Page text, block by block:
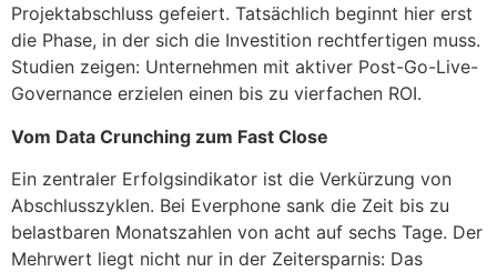
Projektabschluss gefeiert. Tatsächlich beginnt hier erst
die Phase, in der sich die Investition rechtfertigen muss.
Studien zeigen: Unternehmen mit aktiver Post-Go-Live-
Governance erzielen einen bis zu vierfachen ROI.
Vom Data Crunching zum Fast Close
Ein zentraler Erfolgsindikator ist die Verkürzung von
Abschlusszyklen. Bei Everphone sank die Zeit bis zu
belastbaren Monatszahlen von acht auf sechs Tage. Der
Mehrwert liegt nicht nur in der Zeitersparnis: Das